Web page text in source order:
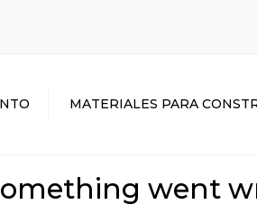
MATERIALES PARA
went